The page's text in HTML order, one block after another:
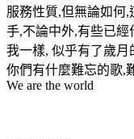
服務性質,但無論如何
手,不論中外,有些已
我一樣, 似乎有了歲月
你們有什麼難忘的歌,
We are the world